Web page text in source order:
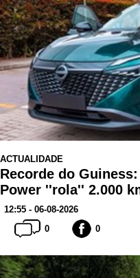
ACTUALIDADE
Recorde do
Power ''rola'' 2.000
12:55 - 06-08-2026
0
0